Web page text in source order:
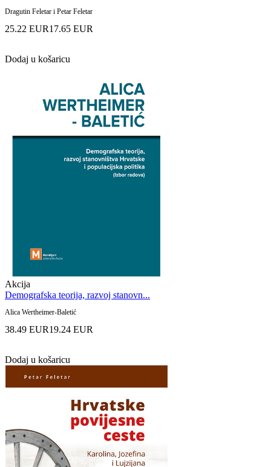
Dragutin Feletar i Petar Feletar
25.22 EUR17.65 EUR
Dodaj u košaricu
Akcija
Demografska teorija, razvoj stanovn...
Alica Wertheimer-Baletić
38.49 EUR19.24 EUR
Dodaj u košaricu